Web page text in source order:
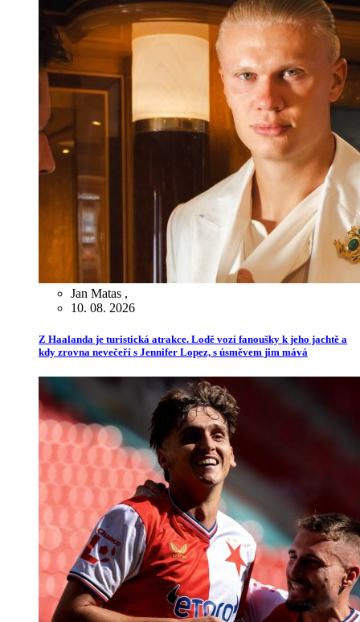
Jan Matas ,
10. 08. 2026
Z Haalanda je turistická atrakce. Lodě vozí fanoušky k jeho jachtě a
kdy zrovna nevečeří s Jennifer Lopez, s úsměvem jim mává